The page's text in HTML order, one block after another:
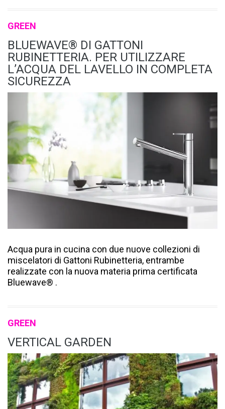
GREEN
BLUEWAVE® DI GATTONI
RUBINETTERIA. PER UTILIZZARE
L’ACQUA DEL LAVELLO IN COMPLETA
SICUREZZA
Acqua pura in cucina con due nuove collezioni di
miscelatori di Gattoni Rubinetteria, entrambe
realizzate con la nuova materia prima certificata
Bluewave® .
GREEN
VERTICAL GARDEN